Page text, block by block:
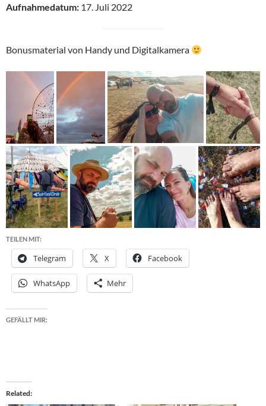
Aufnahmedatum: 17. Juli 2022
Bonusmaterial von Handy und Digitalkamera
TEILEN MIT:
Telegram X Facebook
WhatsApp Mehr
GEFÄLLT MIR:
Related